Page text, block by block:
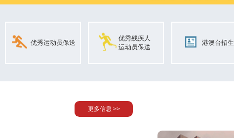
优秀运动员保送
优秀残疾人
运动员保送
港澳台招生
更多信息 >>